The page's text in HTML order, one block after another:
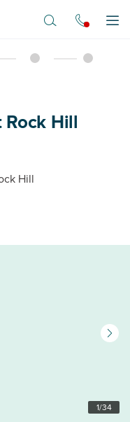
Hill
Hill
1/34